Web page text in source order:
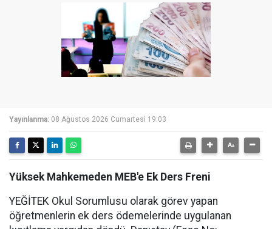
Yayınlanma: 08 Ağustos 2026 Cumartesi 19:03
Yüksek Mahkemeden MEB'e Ek Ders Freni
YEĞİTEK Okul Sorumlusu olarak görev yapan
öğretmenlerin ek ders ödemelerinde uygulanan